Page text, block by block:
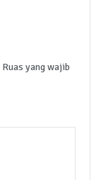
Ruas yang wajib